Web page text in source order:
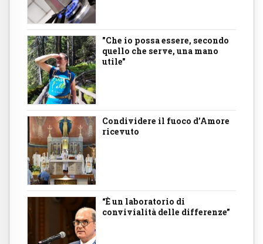
"Che io possa essere, secondo
quello che serve, una mano
utile"
Condividere il fuoco d’Amore
ricevuto
“È un laboratorio di
convivialità delle differenze”